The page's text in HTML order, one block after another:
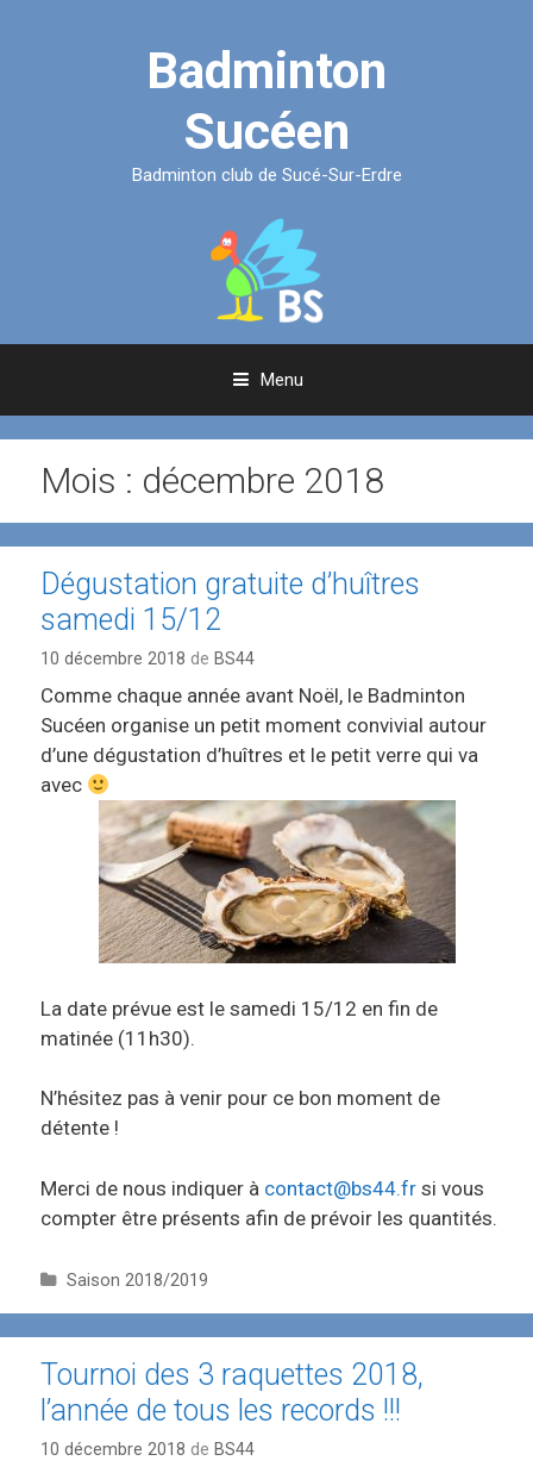
Badminton
Sucéen
Badminton club de Sucé-Sur-Erdre
Menu
Mois : décembre 2018
Dégustation gratuite d’huîtres
samedi 15/12
10 décembre 2018 de BS44
Comme chaque année avant Noël, le Badminton
Sucéen organise un petit moment convivial autour
d’une dégustation d’huîtres et le petit verre qui va
avec
La date prévue est le samedi 15/12 en fin de
matinée (11h30).
N’hésitez pas à venir pour ce bon moment de
détente !
Merci de nous indiquer à contact@bs44.fr si vous
compter être présents afin de prévoir les quantités.
C
g
o
i
Saison 2018/2019
Tournoi des 3 raquettes 2018,
l’année de tous les records !!!
10 décembre 2018 de BS44